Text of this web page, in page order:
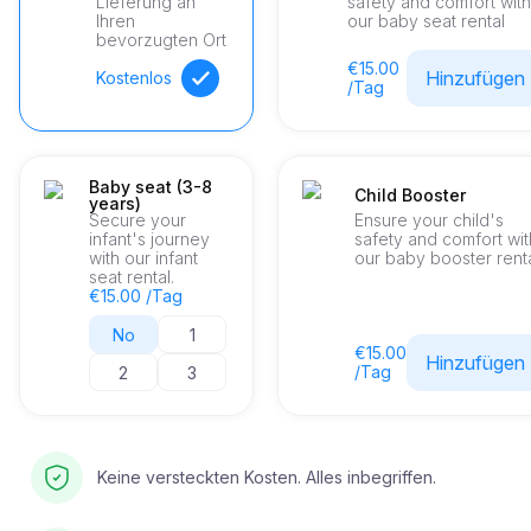
Ihren
bevorzugten Ort
Kostenlos
our baby seat rental
€15.00
/Tag
Hinzufügen
Baby seat (3-8
years)
Secure your
infant's journey
with our infant
seat rental.
€15.00 /Tag
No
1
2
3
Child Booster
Ensure your child's
safety and comfort
our baby booster
€15.00
/Tag
Hinzufügen
Keine versteckten Kosten. Alles inbegriffen.